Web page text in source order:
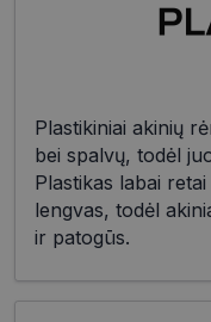
Plastikiniai akinių
bei spalvų, todėl
Plastikas labai
lengvas, todėl
ir patogūs.